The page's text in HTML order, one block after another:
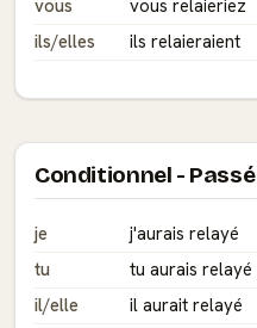
vous
vous relaieriez
ils/elles
ils relaieraient
Conditionnel - Passé
je
j'aurais relayé
tu
tu aurais relayé
il/elle
il aurait relayé